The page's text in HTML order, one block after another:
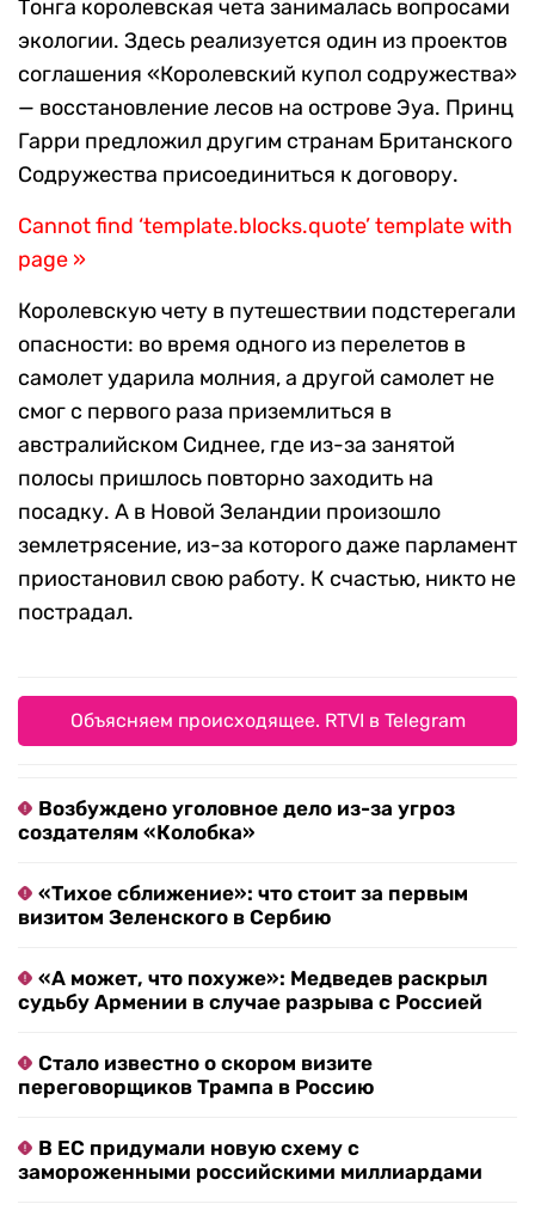
Тонга королевская чета занималась вопросами
экологии. Здесь реализуется один из проектов
соглашения «Королевский купол содружества»
— восстановление лесов на острове Эуа. Принц
Гарри предложил другим странам Британского
Содружества присоединиться к договору.
Cannot find ‘template.blocks.quote’ template with
page »
Королевскую чету в путешествии подстерегали
опасности: во время одного из перелетов в
самолет ударила молния, а другой самолет не
смог с первого раза приземлиться в
австралийском Сиднее, где из-за занятой
полосы пришлось повторно заходить на
посадку. А в Новой Зеландии произошло
землетрясение, из-за которого даже парламент
приостановил свою работу. К счастью, никто не
пострадал.
Объясняем происходящее. RTVI в Telegram
Возбуждено уголовное дело из-за угроз
создателям «Колобка»
«Тихое сближение»: что стоит за первым
визитом Зеленского в Сербию
«А может, что похуже»: Медведев раскрыл
судьбу Армении в случае разрыва с Россией
Стало известно о скором визите
переговорщиков Трампа в Россию
В ЕС придумали новую схему с
замороженными российскими миллиардами